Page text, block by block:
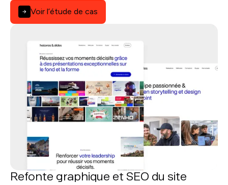
nous avons créé un site Webflow institutionnel, clair et
optimisé SEO.
Voir l’étude de cas
Refonte graphique et SEO du site